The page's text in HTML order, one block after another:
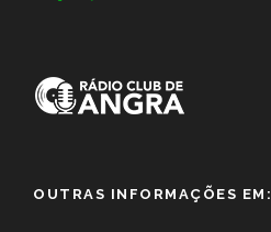
OUTRAS INFORMAÇÕES EM: